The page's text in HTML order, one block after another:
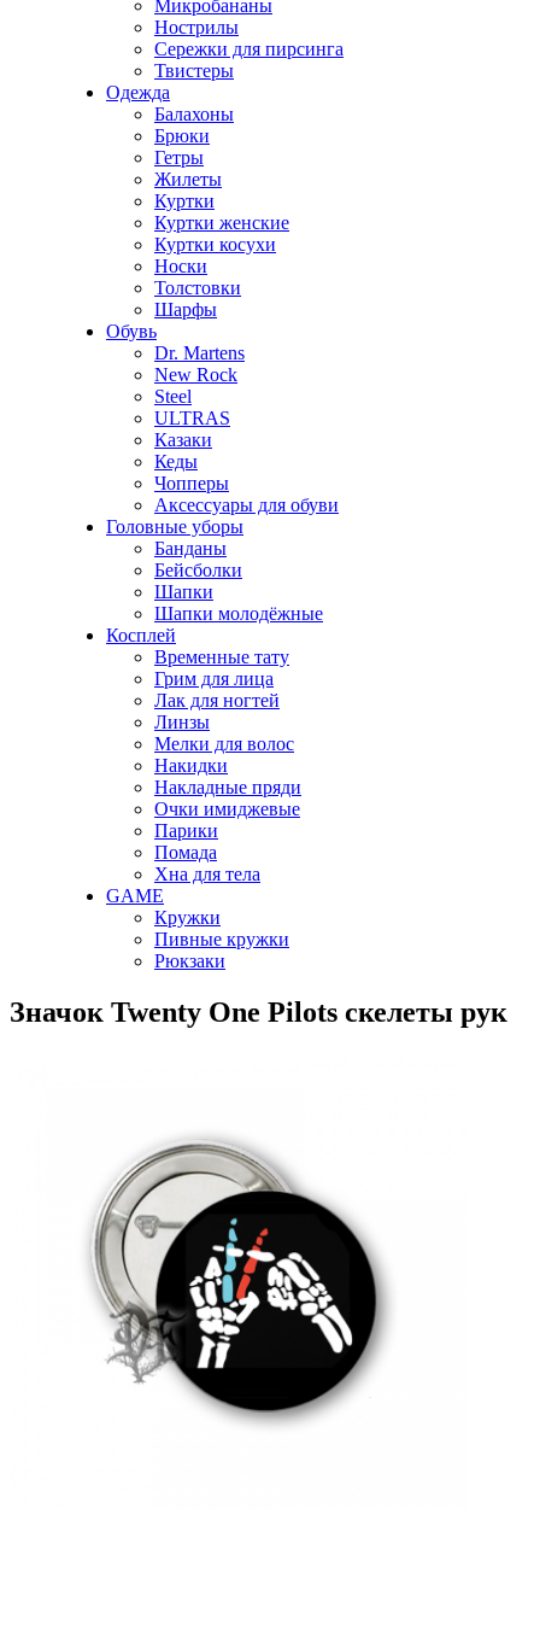
Микробананы
Нострилы
Сережки для пирсинга
Твистеры
Одежда
Балахоны
Брюки
Гетры
Жилеты
Куртки
Куртки женские
Куртки косухи
Носки
Толстовки
Шарфы
Обувь
Dr. Martens
New Rock
Steel
ULTRAS
Казаки
Кеды
Чопперы
Аксессуары для обуви
Головные уборы
Банданы
Бейсболки
Шапки
Шапки молодёжные
Косплей
Временные тату
Грим для лица
Лак для ногтей
Линзы
Мелки для волос
Накидки
Накладные пряди
Очки имиджевые
Парики
Помада
Хна для тела
GAME
Кружки
Пивные кружки
Рюкзаки
Значок Twenty One Pilots скелеты рук